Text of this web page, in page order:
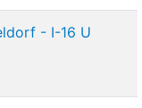
- I-16 U